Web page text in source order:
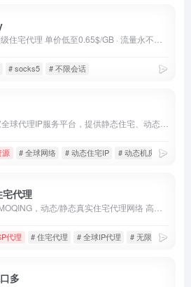
# socks5 # 不限会话
源 # 全球网络 # 动态住宅IP # 动态机房IP
宅代理
代理 # 住宅代理 # 全球IP代理 # 无限并发
多